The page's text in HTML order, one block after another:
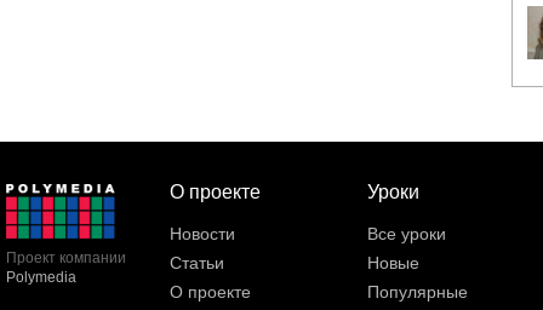
Проект компании
Polymedia
О проекте
Новости
Статьи
О проекте
Уроки
Все уроки
Новые
Популярные